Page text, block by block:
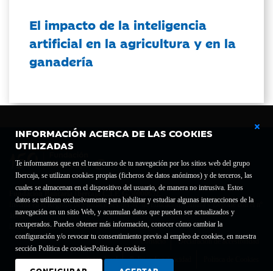
INFORMACIÓN ACERCA DE LAS COOKIES
UTILIZADAS
Te informamos que en el transcurso de tu navegación por los sitios web del grupo
Ibercaja, se utilizan cookies propias (ficheros de datos anónimos) y de terceros, las
cuales se almacenan en el dispositivo del usuario, de manera no intrusiva. Estos
datos se utilizan exclusivamente para habilitar y estudiar algunas interacciones de la
navegación en un sitio Web, y acumulan datos que pueden ser actualizados y
recuperados. Puedes obtener más información, conocer cómo cambiar la
configuración y/o revocar tu consentimiento previo al empleo de cookies, en nuestra
sección Política de cookiesPolítica de cookies
El impacto de la inteligencia
artificial en la agricultura y en la
ganadería
Fundación Bancaria Ibercaja C.I.F. G-50000652.
Inscrita en el Registro de Fundaciones del Mº de Educación, Cultura y Deporte con el nº
1689.
Domicilio social: Joaquín Costa, 13. 50001 Zaragoza.
Contacto
Declaración de accesibilidad
Aviso legal Política de privacidad